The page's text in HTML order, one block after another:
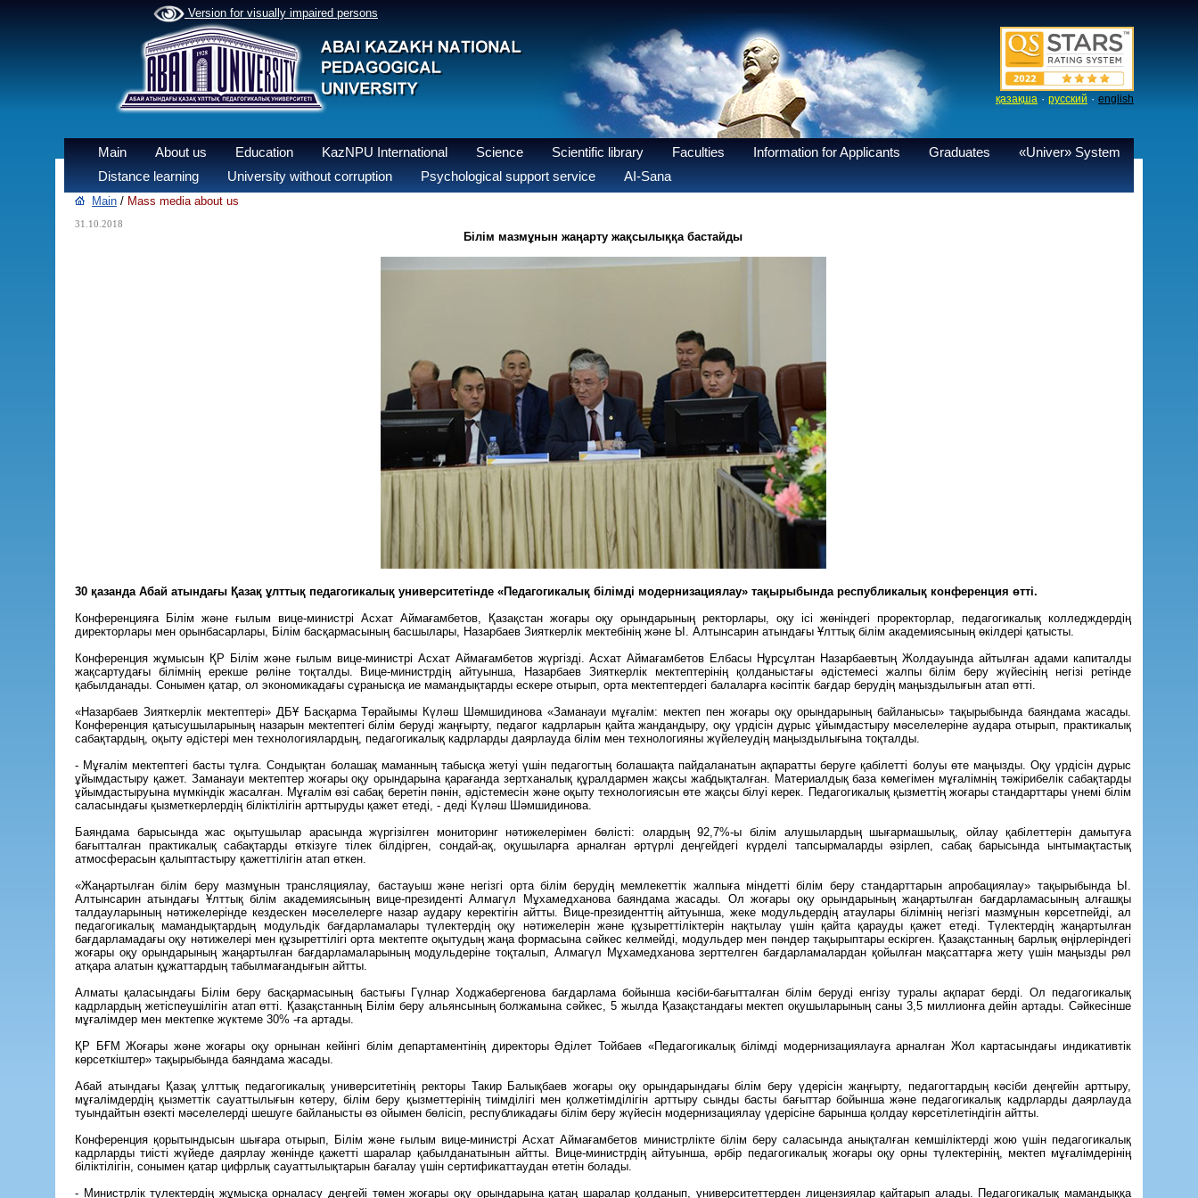
Version for visually impaired persons
қазақша · русский · english
Main About us Education KazNPU International Science Scientific library Faculties Information for Applicants Graduates
«Univer» System
Distance learning
University without corruption Psychological support service AI-Sana
Main / Mass media about us
31.10.2018
Білім мазмұнын жаңарту жақсылыққа бастайды
30 қазанда Абай атындағы Қазақ ұлттық педагогикалық университетінде «Педагогикалық білімді модернизациялау» тақырыбында республикалық конференция өтті.
Конференцияға Білім және ғылым вице-министрі Асхат Аймағамбетов, Қазақстан жоғары оқу орындарының ректорлары, оқу ісі жөніндегі проректорлар, педагогикалық колледждердің
ди⁠ректорлары мен орынбасарлары, Білім басқармасының басшылары, Назарбаев Зияткерлік мектебінің және Ы. Алтынсарин атындағы Ұлттық білім академиясының өкілдері қатысты.
Конференция жұмысын ҚР Білім және ғылым вице-министрі Асхат Аймағамбетов жүргізді. Асхат Аймағамбетов Елбасы Нұрсұлтан Назарбаевтың Жолдауында айтылған адами капиталды
жақсартудағы білімнің ерекше рөліне тоқталды. Вице-министрдің айтуынша, Назарбаев Зияткерлік мектептерінің қолданыстағы әдістемесі жалпы білім беру жүйесінің негізі ретінде
қабылданады. Сонымен қатар, ол экономикадағы сұранысқа ие мамандықтарды ескере отырып, орта мектептердегі балаларға кәсіптік бағдар берудің маңыздылығын атап өтті.
«Назарбаев Зияткерлік мектептері» ДБҰ Басқарма Төрайымы Күләш Шәмшидинова «Заманауи мұғалім: мектеп пен жоғары оқу орындарының байланысы» тақырыбында баяндама жасады.
Конференция қатысушыларының назарын мектептегі білім беруді жаңғырту, педагог кадрларын қайта жандандыру, оқу үрдісін дұрыс ұйымдастыру мәселелеріне аудара отырып, практикалық
сабақтардың, оқыту әдістері мен технологиялардың, педагогикалық кадрларды даярлауда білім мен технологияны жүйелеудің маңыздылығына тоқталды.
- Мұғалім мектептегі басты тұлға. Сондықтан болашақ маманның табысқа жетуі үшін педагогтың болашақта пайдаланатын ақпаратты беруге қабілетті болуы өте маңызды. Оқу үрдісін дұрыс
ұйымдастыру қажет. Заманауи мектептер жоғары оқу орындарына қарағанда зертханалық құралдармен жақсы жабдықталған. Материалдық база көмегімен мұғалімнің тәжірибелік сабақтарды
ұйымдастыруына мүмкіндік жасалған. Мұғалім өзі сабақ беретін пәнін, әдістемесін және оқыту технологиясын өте жақсы білуі керек. Педагогикалық қызметтің жоғары стандарттары үнемі білім
саласындағы қызметкерлердің біліктілігін арттыруды қажет етеді, - деді Күләш Шәмшидинова.
Баяндама барысында жас оқытушылар арасында жүргізілген мониторинг нәтижелерімен бөлісті: олардың 92,7%-ы білім алушылардың шығармашылық, ойлау қабілеттерін дамытуға
бағытталған практикалық сабақтарды өткізуге тілек білдірген, сондай-ақ, оқушыларға арналған әртүрлі деңгейдегі күрделі тапсырмаларды әзірлеп, сабақ барысында ынтымақтастық
атмосферасын қалыптастыру қажеттілігін атап өткен.
«Жаңартылған білім беру мазмұнын трансляциялау, бастауыш және негізгі орта білім берудің мемлекеттік жалпыға міндетті білім беру стандарттарын апробациялау» тақырыбында Ы.
Алтынсарин атындағы Ұлттық білім академиясының вице-президенті Алмагүл Мұхамедханова баяндама жасады. Ол жоғары оқу орындарының жаңартылған бағдарламасының алғашқы
талдауларының нәтижелерінде кездескен мәселелерге назар аудару керектігін айтты. Вице-президенттің айтуынша, жеке модульдердің атаулары білімнің негізгі мазмұнын көрсетпейді, ал
педагогикалық мамандықтардың модульдік бағдарламалары түлектердің оқу нәтижелерін және құзыреттіліктерін нақтылау үшін қайта қарауды қажет етеді. Түлектердің жаңартылған
бағдарламадағы оқу нәтижелері мен құзыреттілігі орта мектепте оқытудың жаңа формасына сәйкес келмейді, модульдер мен пәндер тақырыптары ескірген. Қазақстанның барлық өңірлеріндегі
жоғары оқу орындарының жаңартылған бағдарламаларының модульдеріне тоқталып, Алмагүл Мұхамедханова зерттелген бағдарламалардан қойылған мақсаттарға жету үшін маңызды рөл
атқара алатын құжаттардың табылмағандығын айтты.
Алматы қаласындағы Білім беру басқармасының бастығы Гүлнар Ходжабергенова бағдарлама бойынша кәсіби-бағытталған білім беруді енгізу туралы ақпарат берді. Ол педагогикалық
кадрлардың жетіспеушілігін атап өтті. Қазақстанның Білім беру альянсының болжамына сәйкес, 5 жылда Қазақстандағы мектеп оқушыларының саны 3,5 миллионға дейін артады. Сәйкесінше
мұғалімдер мен мектепке жүктеме 30% -ға артады.
ҚР БҒМ Жоғары және жоғары оқу орнынан кейінгі білім департаментінің ди⁠ректоры Әділет Тойбаев «Педагогикалық білімді модернизациялауға арналған Жол картасындағы индикативтік
көрсеткіштер» тақырыбында баяндама жасады.
Абай атындағы Қазақ ұлттық педагогикалық университетінің ректоры Такир Балықбаев жоғары оқу орындарындағы білім беру үдерісін жаңғырту, педагогтардың кәсіби деңгейін арттыру,
мұғалімдердің қызметтік сауаттылығын көтеру, білім беру қызметтерінің тиімділігі мен қолжетімділігін арттыру сынды басты бағыттар бойынша және педагогикалық кадрларды даярлауда
туындайтын өзекті мәселелерді шешуге байланысты өз ойымен бөлісіп, республикадағы білім беру жүйесін модернизациялау үдерісіне барынша қолдау көрсетілетіндігін айтты.
Конференция қорытындысын шығара отырып, Білім және ғылым вице-министрі Асхат Аймағамбетов министрлікте білім беру саласында анықталған кемшіліктерді жою үшін педагогикалық
кадрларды тиісті жүйеде даярлау жөнінде қажетті шаралар қабылданатынын айтты. Вице-министрдің айтуынша, әрбір педагогикалық жоғары оқу орны түлектерінің, мектеп мұғалімдерінің
біліктілігін, сонымен қатар цифрлық сауаттылықтарын бағалау үшін сертификаттаудан өтетін болады.
- Министрлік түлектердің жұмысқа орналасу деңгейі төмен жоғары оқу орындарына қатаң шаралар қолданып, университеттерден лицензиялар қайтарып алады. Педагогикалық мамандыққа